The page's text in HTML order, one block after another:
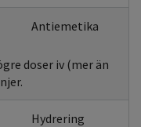
Antiemetika
doser iv (mer än
Hydrering